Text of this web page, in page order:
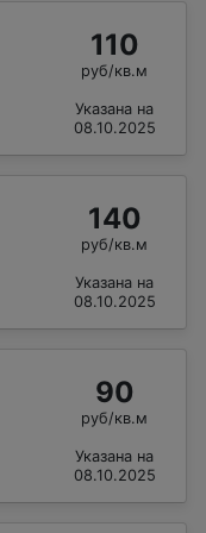
110
руб/кв.м
Указана на
08.10.2025
140
руб/кв.м
Указана на
08.10.2025
90
руб/кв.м
Указана на
08.10.2025